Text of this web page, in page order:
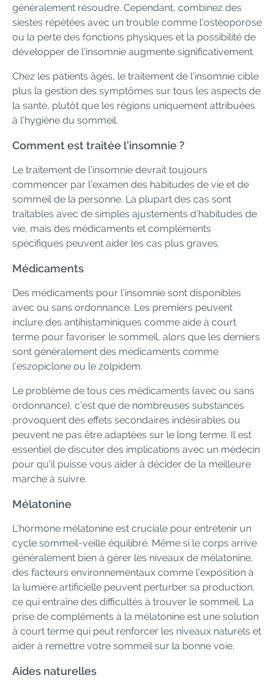
généralement résoudre. Cependant, combinez des
siestes répétées avec un trouble comme l’ostéoporose
ou la perte des fonctions physiques et la possibilité de
développer de l’insomnie augmente significativement.
Chez les patients âgés, le traitement de l’insomnie cible
plus la gestion des symptômes sur tous les aspects de
la santé, plutôt que les régions uniquement attribuées
à l’hygiène du sommeil.
Comment est traitée l’insomnie ?
Le traitement de l’insomnie devrait toujours
commencer par l’examen des habitudes de vie et de
sommeil de la personne. La plupart des cas sont
traitables avec de simples ajustements d’habitudes de
vie, mais des médicaments et compléments
spécifiques peuvent aider les cas plus graves.
Médicaments
Des médicaments pour l’insomnie sont disponibles
avec ou sans ordonnance. Les premiers peuvent
inclure des antihistaminiques comme aide à court
terme pour favoriser le sommeil, alors que les derniers
sont généralement des médicaments comme
l’eszopiclone ou le zolpidem.
Le problème de tous ces médicaments (avec ou sans
ordonnance), c’est que de nombreuses substances
provoquent des effets secondaires indésirables ou
peuvent ne pas être adaptées sur le long terme. Il est
essentiel de discuter des implications avec un médecin
pour qu’il puisse vous aider à décider de la meilleure
marche à suivre.
Mélatonine
L’hormone mélatonine est cruciale pour entretenir un
cycle sommeil-veille équilibré. Même si le corps arrive
généralement bien à gérer les niveaux de mélatonine,
des facteurs environnementaux comme l’exposition à
la lumière artificielle peuvent perturber sa production,
ce qui entraîne des difficultés à trouver le sommeil. La
prise de compléments à la mélatonine est une solution
à court terme qui peut renforcer les niveaux naturels et
aider à remettre votre sommeil sur la bonne voie.
Aides naturelles